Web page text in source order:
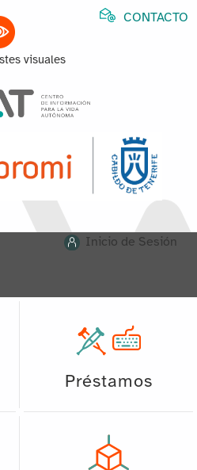
visuales
CONTACTO
Inicio de Sesión
Préstamos